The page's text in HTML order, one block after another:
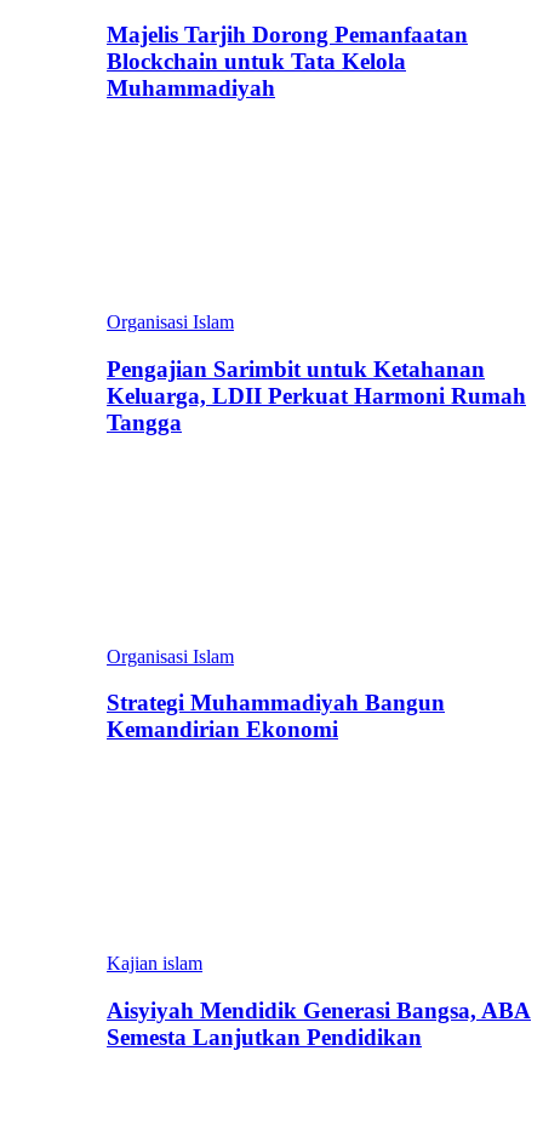
Majelis Tarjih Dorong Pemanfaatan
Blockchain untuk Tata Kelola
Muhammadiyah
Organisasi Islam
Pengajian Sarimbit untuk Ketahanan
Keluarga, LDII Perkuat Harmoni Rumah
Tangga
Organisasi Islam
Strategi Muhammadiyah Bangun
Kemandirian Ekonomi
Kajian islam
Aisyiyah Mendidik Generasi Bangsa, ABA
Semesta Lanjutkan Pendidikan